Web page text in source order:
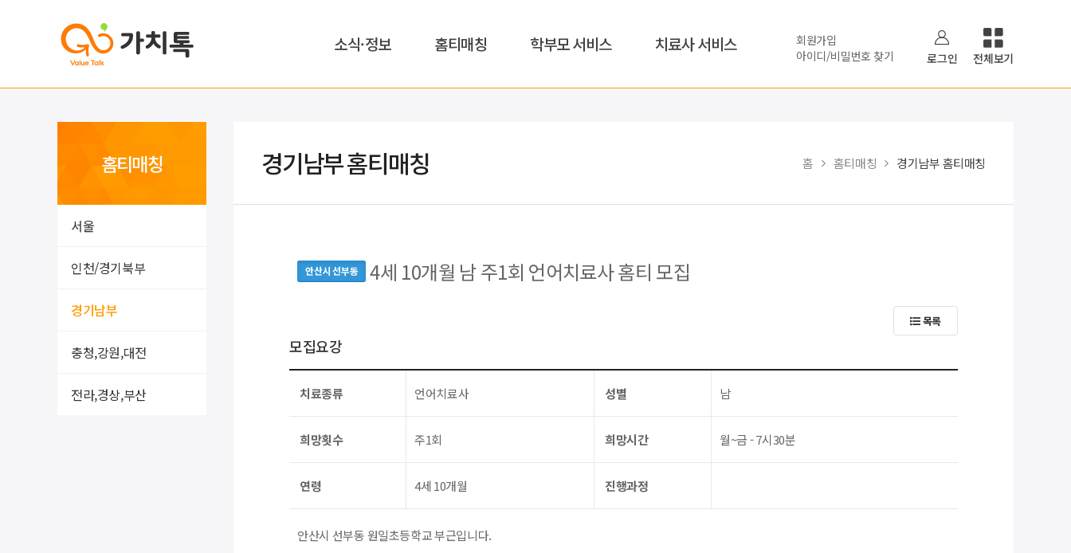
소식·정보 홈티매칭 학부모 서비스 치료사 서비스
회원가입
아이디/비밀번호 찾기
로그인 전체보기
홈티매칭
서울
인천/경기북부
경기남부
충청,강원,대전
전라,경상,부산
경기남부 홈티매칭 홈 홈티매칭 경기남부 홈티매칭
안산시 선부동 4세 10개월 남 주1회 언어치료사 홈티 모집
목록
모집요강
치료종류 언어치료사 성별 남
희망횟수 주1회 희망시간 월~금 - 7시30분
연령 4세 10개월 진행과정
안산시 선부동 원일초등학교 부근입니다.